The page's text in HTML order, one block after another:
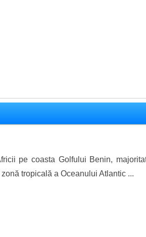
pe coasta Golfului Benin,
tropicală a Oceanului Atlantic ...